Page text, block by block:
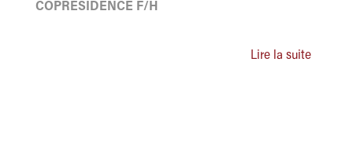
COPRÉSIDENCE F/H
Lire la suite